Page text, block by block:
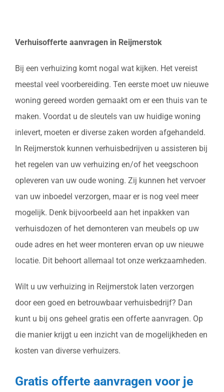
Verhuisofferte aanvragen in Reijmerstok
Bij een verhuizing komt nogal wat kijken. Het vereist
meestal veel voorbereiding. Ten eerste moet uw nieuwe
woning gereed worden gemaakt om er een thuis van te
maken. Voordat u de sleutels van uw huidige woning
inlevert, moeten er diverse zaken worden afgehandeld.
In Reijmerstok kunnen verhuisbedrijven u assisteren bij
het regelen van uw verhuizing en/of het veegschoon
opleveren van uw oude woning. Zij kunnen het vervoer
van uw inboedel verzorgen, maar er is nog veel meer
mogelijk. Denk bijvoorbeeld aan het inpakken van
verhuisdozen of het demonteren van meubels op uw
oude adres en het weer monteren ervan op uw nieuwe
locatie. Dit behoort allemaal tot onze werkzaamheden.
Wilt u uw verhuizing in Reijmerstok laten verzorgen
door een goed en betrouwbaar verhuisbedrijf? Dan
kunt u bij ons geheel gratis een offerte aanvragen. Op
die manier krijgt u een inzicht van de mogelijkheden en
kosten van diverse verhuizers.
Gratis offerte aanvragen voor je